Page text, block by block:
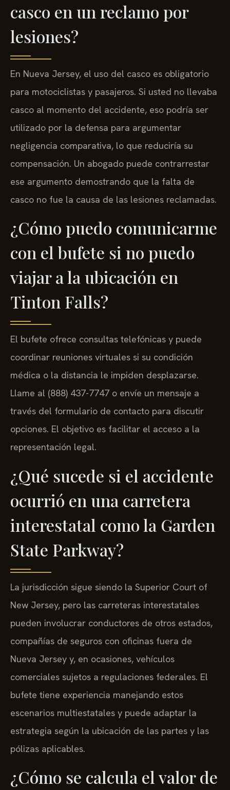
casco en un reclamo por
lesiones?
En Nueva Jersey, el uso del casco es obligatorio
para motociclistas y pasajeros. Si usted no llevaba
casco al momento del accidente, eso podría ser
utilizado por la defensa para argumentar
negligencia comparativa, lo que reduciría su
compensación. Un abogado puede contrarrestar
ese argumento demostrando que la falta de
casco no fue la causa de las lesiones reclamadas.
¿Cómo puedo comunicarme
con el bufete si no puedo
viajar a la ubicación en
Tinton Falls?
El bufete ofrece consultas telefónicas y puede
coordinar reuniones virtuales si su condición
médica o la distancia le impiden desplazarse.
Llame al (888) 437-7747 o envíe un mensaje a
través del formulario de contacto para discutir
opciones. El objetivo es facilitar el acceso a la
representación legal.
¿Qué sucede si el accidente
ocurrió en una carretera
interestatal como la Garden
State Parkway?
La jurisdicción sigue siendo la Superior Court of
New Jersey, pero las carreteras interestatales
pueden involucrar conductores de otros estados,
compañías de seguros con oficinas fuera de
Nueva Jersey y, en ocasiones, vehículos
comerciales sujetos a regulaciones federales. El
bufete tiene experiencia manejando estos
escenarios multiestatales y puede adaptar la
estrategia según la ubicación de las partes y las
pólizas aplicables.
¿Cómo se calcula el valor de